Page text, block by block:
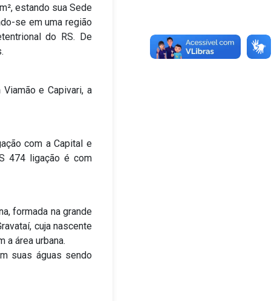
estando sua Sede
se em uma região
do RS. De
e Capivari, a
com a Capital e
474 ligação é com
formada na grande
cuja nascente
a área urbana.
suas águas sendo